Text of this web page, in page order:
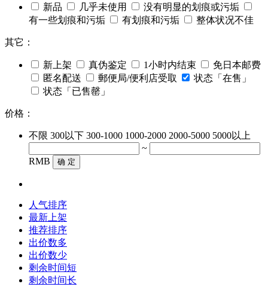
新品 几乎未使用
没有明显的划痕或污垢
有一些划痕和污垢
有划痕和污垢 整体状况不佳
其它：
新上架 真伪鉴定 1小时内结束
免日本邮费
匿名配送
郵便局/便利店受取
状态「在售」
状态「已售罄」
价格：
不限 300以下 300-1000 1000-2000 2000-5000 5000以上
~
RMB
确 定
人气排序
最新上架
推荐排序
出价数多
出价数少
剩余时间短
剩余时间长